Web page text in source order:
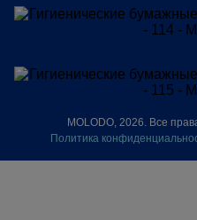
MOLODO, 2026. Все
Политика